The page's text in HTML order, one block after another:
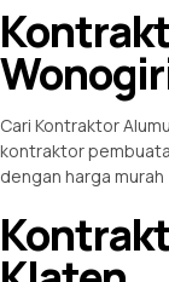
Cari Kontraktor
kontraktor
dengan harga murah